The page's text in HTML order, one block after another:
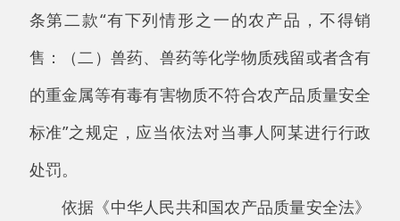
货值金额十倍以上二十倍以下罚款；对农户，并
处五百元以上五千元以下罚款：（一）销售兽
药、兽药等化学物质残留或者含有的重金属等有
毒有害物质不符合农产品质量安全标准的农产